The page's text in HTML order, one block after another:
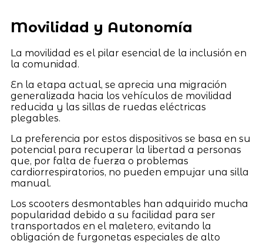
Movilidad y Autonomía
La movilidad es el pilar esencial de la inclusión en
la comunidad.
En la etapa actual, se aprecia una migración
generalizada hacia los vehículos de movilidad
reducida y las sillas de ruedas eléctricas
plegables.
La preferencia por estos dispositivos se basa en su
potencial para recuperar la libertad a personas
que, por falta de fuerza o problemas
cardiorrespiratorios, no pueden empujar una silla
manual.
Los scooters desmontables han adquirido mucha
popularidad debido a su facilidad para ser
transportados en el maletero, evitando la
obligación de furgonetas especiales de alto